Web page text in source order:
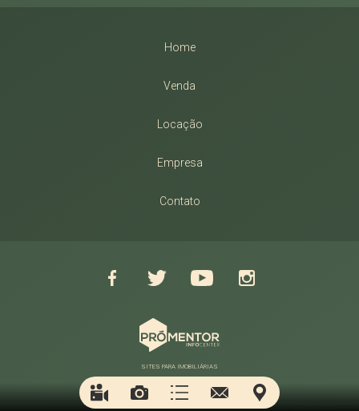
Home
Venda
Locação
Empresa
Contato
SITES PARA IMOBILIÁRIAS